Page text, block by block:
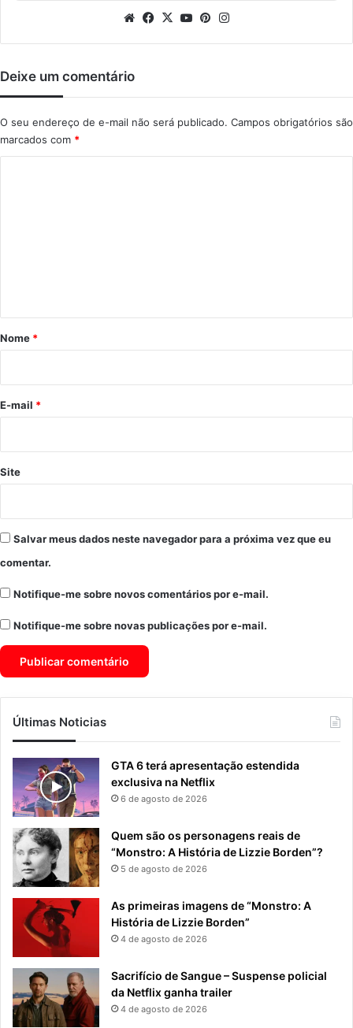
WebsiteFacebook
X YouTubePinterest
Deixe um comentário
O seu endereço de e-mail não será publicado. Campos obrigatórios são
marcados com *
r
*
Nome *
E-mail *
Site
Salvar meus dados neste navegador para a próxima vez que eu
comentar.
Notifique-me sobre novos comentários por e-mail.
Notifique-me sobre novas publicações por e-mail.
Últimas Noticias
GTA 6 terá apresentação estendida
exclusiva na Netflix
6 de agosto de 2026
Quem são os personagens reais de
“Monstro: A História de Lizzie Borden”?
5 de agosto de 2026
As primeiras imagens de “Monstro: A
História de Lizzie Borden”
4 de agosto de 2026
Sacrifício de Sangue – Suspense policial
da Netflix ganha trailer
4 de agosto de 2026